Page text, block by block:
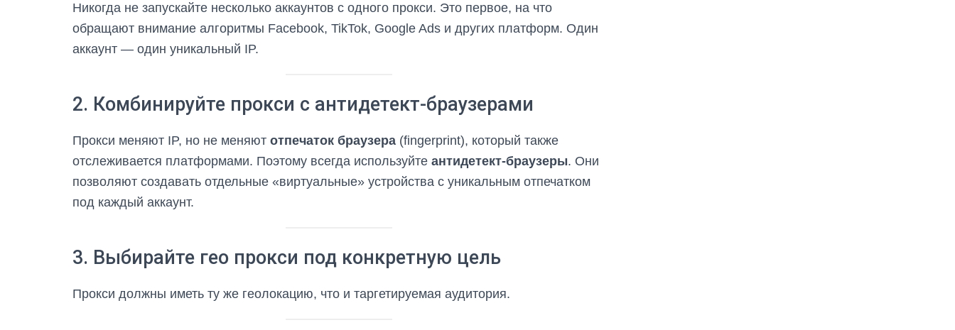
Никогда не запускайте несколько аккаунтов с одного прокси. Это первое, на что
обращают внимание алгоритмы Facebook, TikTok, Google Ads и других платформ. Один
аккаунт — один уникальный IP.
2. Комбинируйте прокси с антидетект-браузерами
Прокси меняют IP, но не меняют отпечаток браузера (fingerprint), который также
отслеживается платформами. Поэтому всегда используйте антидетект-браузеры. Они
позволяют создавать отдельные «виртуальные» устройства с уникальным отпечатком
под каждый аккаунт.
3. Выбирайте гео прокси под конкретную цель
Прокси должны иметь ту же геолокацию, что и таргетируемая аудитория.